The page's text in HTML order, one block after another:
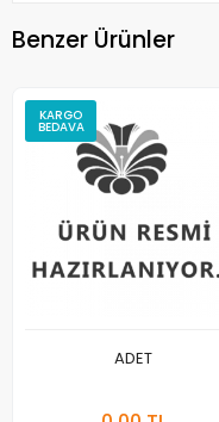
Benzer Ürünler
KARGO
BEDAVA
ADET